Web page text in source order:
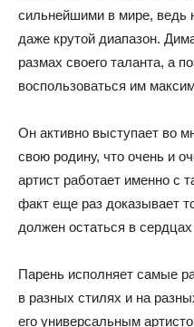
сильнейшими в мире, ведь
даже крутой диапазон.
размах своего таланта, а
воспользоваться им
Он активно выступает во
свою родину, что очень и
артист работает именно с
факт еще раз доказывает
должен остаться в
Парень исполняет самые
в разных стилях и на
его универсальным